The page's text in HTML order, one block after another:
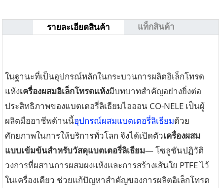
รายละเอียดสินค้า แท็กสินค้า
ในฐานะที่เป็นอุปกรณ์หลักในกระบวนการผลิตอิเล็กโทรด
แห้งเครื่องผสมอิเล็กโทรดแห้งมีบทบาทสำคัญอย่างยิ่งต่อ
ประสิทธิภาพของแบตเตอรี่ลิเธียมไอออน CO-NELE เป็นผู้
ผลิตมืออาชีพด้านนี้อุปกรณ์ผสมแบตเตอรี่ลิเธียมด้วย
ศักยภาพในการให้บริการทั่วโลก จึงได้เปิดตัวเครื่องผสม
แบบเข้มข้นสำหรับวัสดุแบตเตอรี่ลิเธียม— โซลูชันปฏิวัติ
วงการที่ผสานการผสมผงแห้งและการสร้างเส้นใย PTFE ไว้
ในเครื่องเดียว ช่วยแก้ปัญหาสำคัญของการผลิตอิเล็กโทรด